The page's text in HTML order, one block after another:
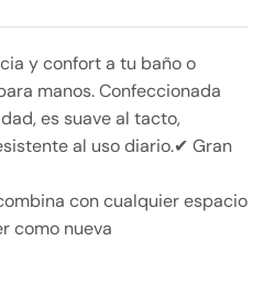
y confort a tu baño o
manos. Confeccionada
es suave al tacto,
al uso diario.✔ Gran
con cualquier espacio
como nueva